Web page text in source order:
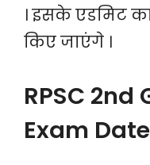
। इसके एडमिट
किए जाएंगे ।
RPSC 2nd
Exam